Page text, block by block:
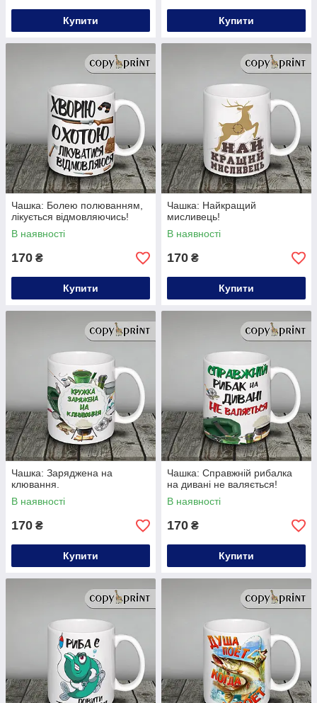
Купити Купити
Чашка: Болею полюванням,
лікується відмовляючись!
В наявності
170 ₴
Купити
Чашка: Найкращий
мисливець!
В наявності
170 ₴
Купити
Чашка: Заряджена на
клювання.
В наявності
170 ₴
Купити
Чашка: Справжній рибалка
на дивані не валяється!
В наявності
170 ₴
Купити